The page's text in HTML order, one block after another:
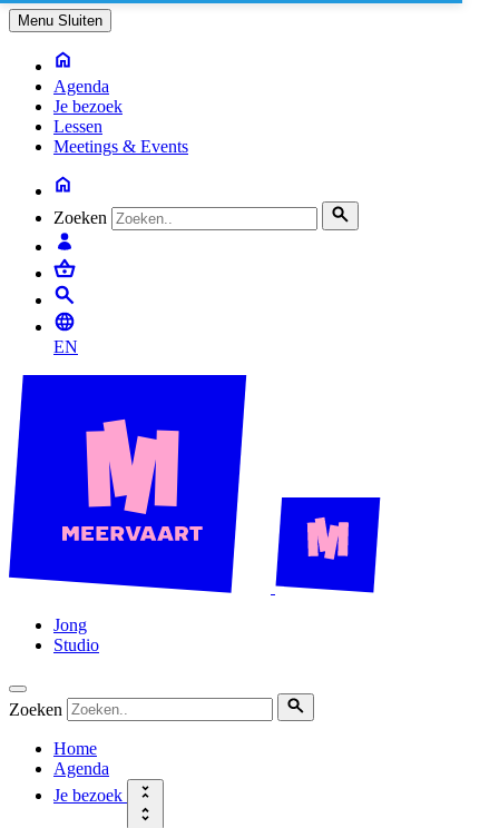
Menu Sluiten
Agenda
Je bezoek
Lessen
Meetings & Events
Zoeken
EN
Jong
Studio
Zoeken
Home
Agenda
Je bezoek